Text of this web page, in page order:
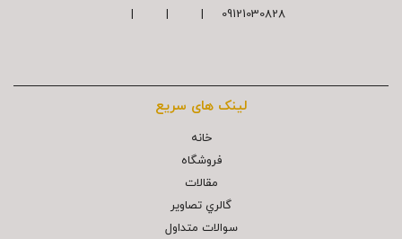
09121030828 | | |
لینک های سریع
خانه
فروشگاه
مقالات
گالري تصاوير
سوالات متداول